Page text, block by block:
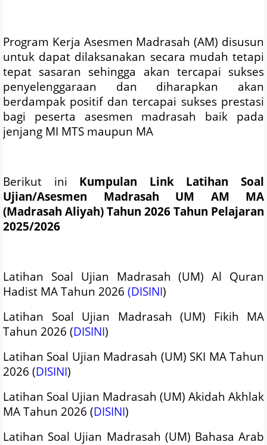
Program Kerja Asesmen Madrasah (AM) disusun
untuk dapat dilaksanakan secara mudah tetapi
tepat sasaran sehingga akan tercapai sukses
penyelenggaraan dan diharapkan akan
berdampak positif dan tercapai sukses prestasi
bagi peserta asesmen madrasah baik pada
jenjang MI MTS maupun MA
Berikut ini Kumpulan Link Latihan Soal
Ujian/Asesmen Madrasah UM AM MA
(Madrasah Aliyah) Tahun 2026 Tahun Pelajaran
2025/2026
Latihan Soal Ujian Madrasah (UM) Al Quran
Hadist MA Tahun 2026 (DISINI)
Latihan Soal Ujian Madrasah (UM) Fikih MA
Tahun 2026 (DISINI)
Latihan Soal Ujian Madrasah (UM) SKI MA Tahun
2026 (DISINI)
Latihan Soal Ujian Madrasah (UM) Akidah Akhlak
MA Tahun 2026 (DISINI)
Latihan Soal Ujian Madrasah (UM) Bahasa Arab